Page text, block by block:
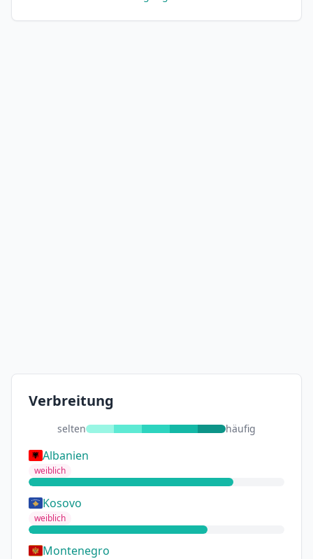
Verbreitung
selten häufig
Albanien
weiblich
Kosovo
weiblich
Montenegro